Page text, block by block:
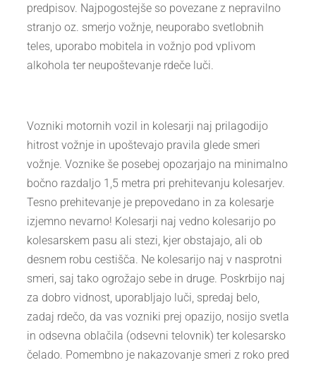
predpisov. Najpogostejše so povezane z nepravilno
stranjo oz. smerjo vožnje, neuporabo svetlobnih
teles, uporabo mobitela in vožnjo pod vplivom
alkohola ter neupoštevanje rdeče luči.
Vozniki motornih vozil in kolesarji naj prilagodijo
hitrost vožnje in upoštevajo pravila glede smeri
vožnje. Voznike še posebej opozarjajo na minimalno
bočno razdaljo 1,5 metra pri prehitevanju kolesarjev.
Tesno prehitevanje je prepovedano in za kolesarje
izjemno nevarno! Kolesarji naj vedno kolesarijo po
kolesarskem pasu ali stezi, kjer obstajajo, ali ob
desnem robu cestišča. Ne kolesarijo naj v nasprotni
smeri, saj tako ogrožajo sebe in druge. Poskrbijo naj
za dobro vidnost, uporabljajo luči, spredaj belo,
zadaj rdečo, da vas vozniki prej opazijo, nosijo svetla
in odsevna oblačila (odsevni telovnik) ter kolesarsko
čelado. Pomembno je nakazovanje smeri z roko pred